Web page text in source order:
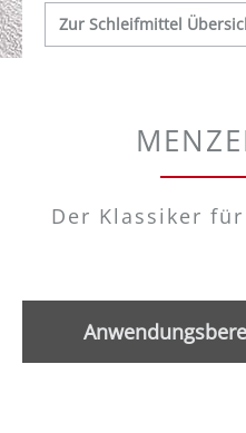
Zur Schleifmittel
Der Klassiker